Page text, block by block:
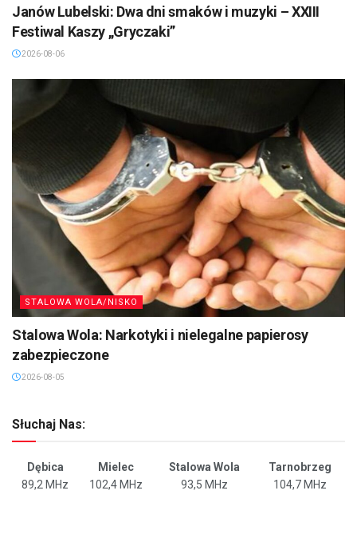
Janów Lubelski: Dwa dni smaków i muzyki – XXIII
Festiwal Kaszy „Gryczaki”
2026-08-06
STALOWA WOLA/NISKO
Stalowa Wola: Narkotyki i nielegalne papierosy
zabezpieczone
2026-08-05
Słuchaj Nas:
Dębica Mielec Stalowa Wola
Tarnobrzeg
89,2 MHz
102,4 MHz 93,5 MHz 104,7 MHz